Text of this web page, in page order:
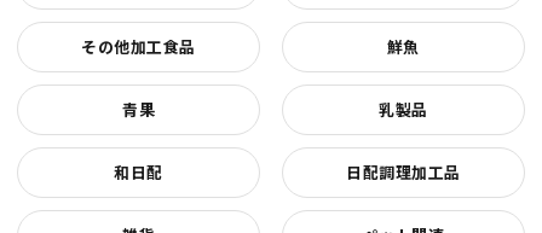
その他加工食品 鮮魚
青果 乳製品
和日配 日配調理加工品